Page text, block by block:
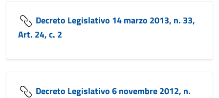
Decreto Legislativo 14 marzo 2013, n. 33,
Art. 24, c. 2
Decreto Legislativo 6 novembre 2012, n.